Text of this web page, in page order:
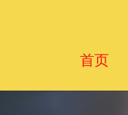
首页